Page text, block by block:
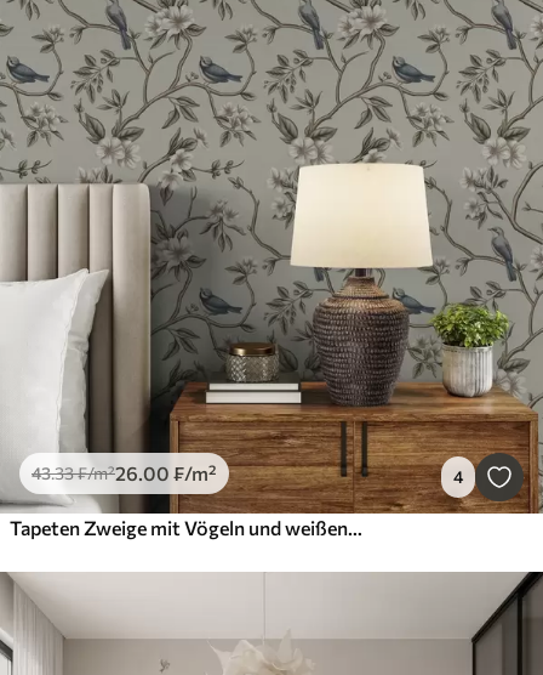
43.33₣/m²26.00 ₣/m² 4
Tapeten Zweige mit Vögeln und weißen Blumen auf einem zarten Hintergrund